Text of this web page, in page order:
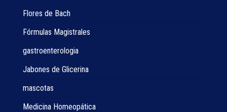
Flores de Bach
Fórmulas Magistrales
gastroenterologia
Jabones de Glicerina
mascotas
Medicina Homeopática